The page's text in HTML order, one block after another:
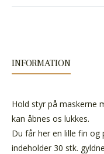
INFORMATION
Hold styr på maskerne
kan åbnes os lukkes.
Du får her en lille fin
indeholder 30 stk.